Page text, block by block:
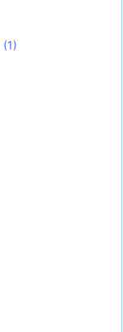
(1)